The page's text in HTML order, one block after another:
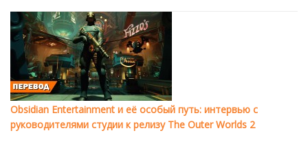
Obsidian Entertainment и её особый путь: интервью с
руководителями студии к релизу The Outer Worlds 2